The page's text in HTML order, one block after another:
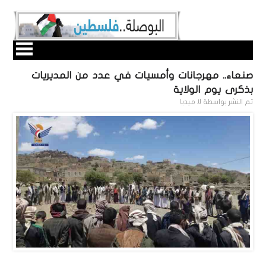
صنعاء.. مهرجانات وأمسيات في عدد من المديريات
بذكرى يوم الولاية
تم النشر بواسطة لا ميديا